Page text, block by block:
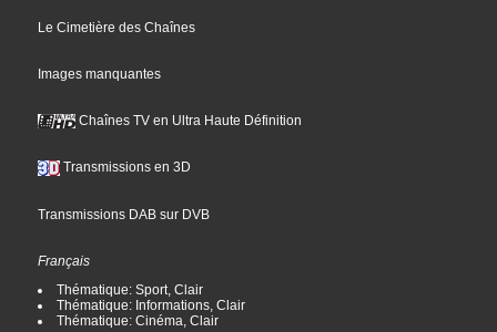
Le Cimetière des Chaînes
Images manquantes
Chaînes TV en Ultra Haute Définition
Transmissions en 3D
Transmissions DAB sur DVB
Français
Thématique: Sport, Clair
Thématique: Informations, Clair
Thématique: Cinéma, Clair